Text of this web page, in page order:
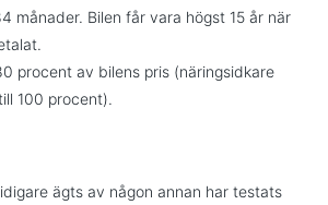
månader. Bilen får vara högst 15 år när
procent av bilens pris (näringsidkare
100 procent).
ägts av någon annan har testats